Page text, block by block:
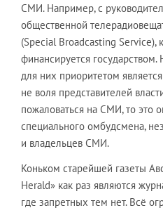
СМИ. Например, с
общественной
(Special Broadcasting Service),
финансируется государством.
для них приоритетом
не воля представителей
пожаловаться на СМИ, то это
специального омбудсмена,
и владельцев СМИ.
Коньком старейшей газеты
Herald» как раз являются
где запретных тем нет. Всё